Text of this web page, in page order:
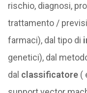
rischio, diagnosi,
trattamento /
farmaci), dal tipo di
genetici), dal
dal classificatore(